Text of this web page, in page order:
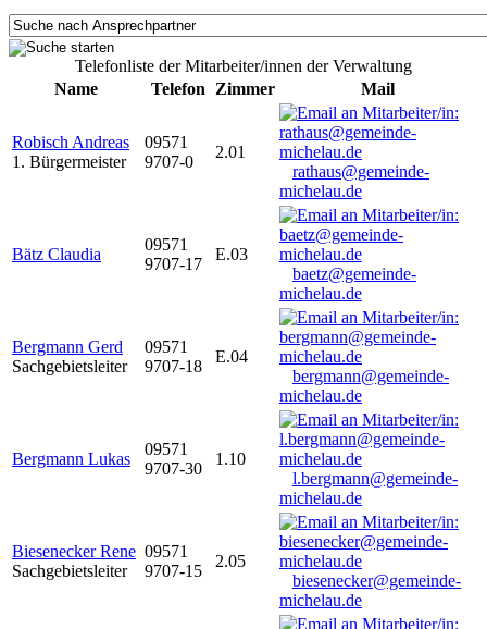
Telefonliste der Mitarbeiter/innen der Verwaltung
Name
Telefon Zimmer Mail
Robisch Andreas
1. Bürgermeister
09571
9707-0
2.01
rathaus@gemeinde-
michelau.de
Bätz Claudia
09571
9707-17
E.03
baetz@gemeinde-
michelau.de
Bergmann Gerd
Sachgebietsleiter
09571
9707-18
E.04
bergmann@gemeinde-
michelau.de
Bergmann Lukas
09571
9707-30
1.10
l.bergmann@gemeinde-
michelau.de
Biesenecker Rene
Sachgebietsleiter
09571
9707-15
2.05
biesenecker@gemeinde-
michelau.de